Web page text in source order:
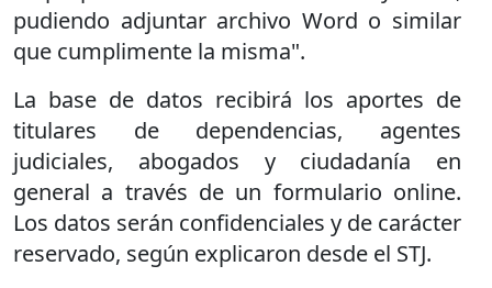
pudiendo adjuntar archivo Word o similar
que cumplimente la misma".
La base de datos recibirá los aportes de
titulares de dependencias, agentes
judiciales, abogados y ciudadanía en
general a través de un formulario online.
Los datos serán confidenciales y de carácter
reservado, según explicaron desde el STJ.